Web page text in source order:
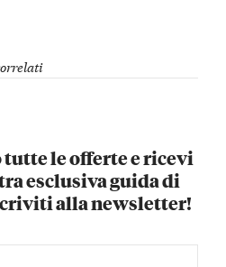
le offerte e ricevi
esclusiva guida di
alla newsletter!